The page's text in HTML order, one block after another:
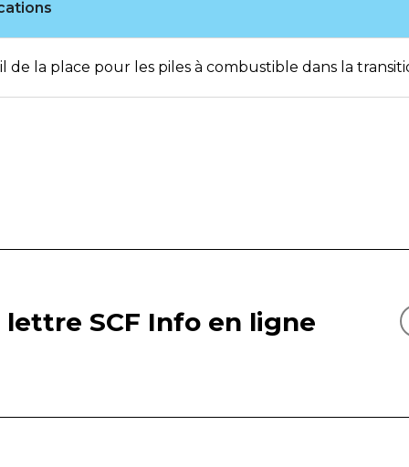
de la place pour les piles à combustible dans la
SCF Info en ligne